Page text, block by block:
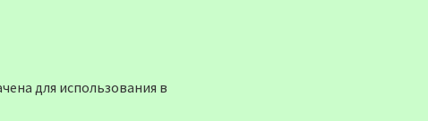
для использования в